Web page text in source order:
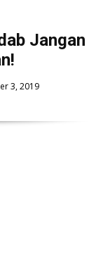
Jangan
3, 2019